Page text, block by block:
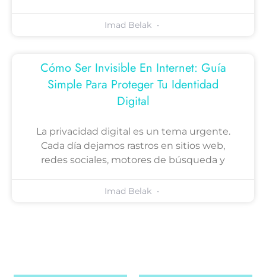
Imad Belak
Cómo Ser Invisible En Internet: Guía
Simple Para Proteger Tu Identidad
Digital
La privacidad digital es un tema urgente.
Cada día dejamos rastros en sitios web,
redes sociales, motores de búsqueda y
Imad Belak